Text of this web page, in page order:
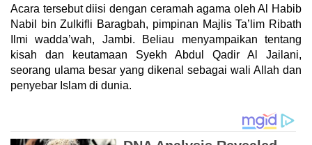
Acara tersebut diisi dengan ceramah agama oleh Al Habib
Nabil bin Zulkifli Baragbah, pimpinan Majlis Ta’lim Ribath
Ilmi wadda’wah, Jambi. Beliau menyampaikan tentang
kisah dan keutamaan Syekh Abdul Qadir Al Jailani,
seorang ulama besar yang dikenal sebagai wali Allah dan
penyebar Islam di dunia.